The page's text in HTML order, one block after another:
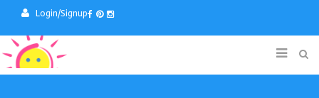
Login/Signup